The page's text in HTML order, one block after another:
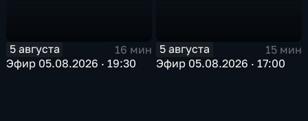
5 августа
16 мин
Эфир 05.08.2026 · 19:30
5 августа
15 мин
Эфир 05.08.2026 · 17:00